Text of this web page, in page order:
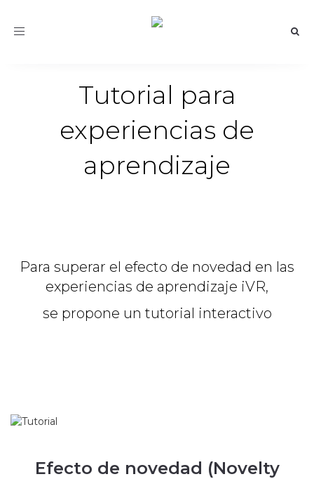
Toggle
Tutorial para
experiencias de
aprendizaje
Para superar el efecto de novedad en las
experiencias de aprendizaje iVR,
se propone un tutorial interactivo
Efecto de novedad (Novelty